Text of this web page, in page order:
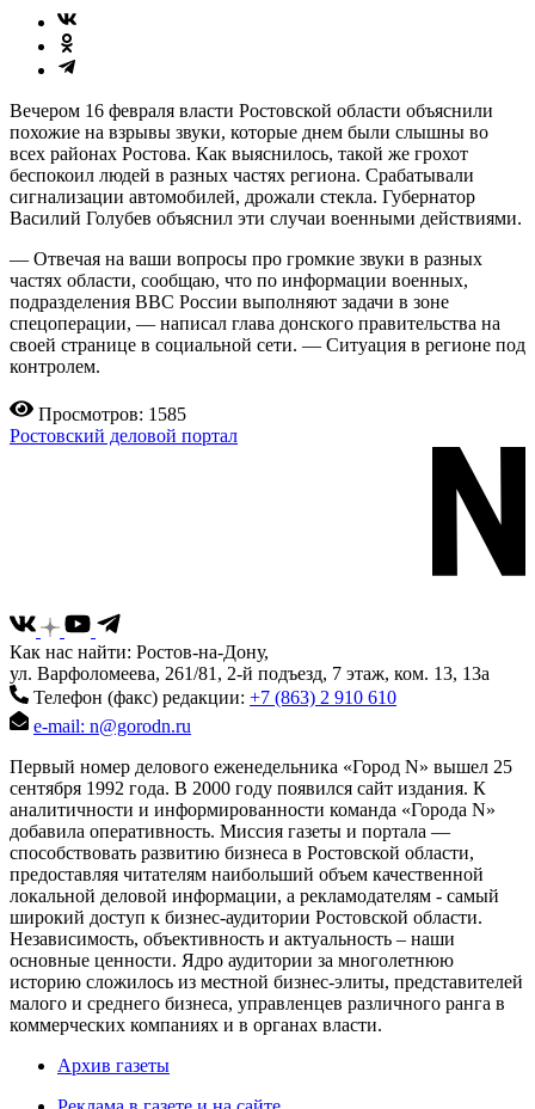
Вечером 16 февраля власти Ростовской области объяснили
похожие на взрывы звуки, которые днем были слышны во
всех районах Ростова. Как выяснилось, такой же грохот
беспокоил людей в разных частях региона. Срабатывали
сигнализации автомобилей, дрожали стекла. Губернатор
Василий Голубев объяснил эти случаи военными действиями.
— Отвечая на ваши вопросы про громкие звуки в разных
частях области, сообщаю, что по информации военных,
подразделения ВВС России выполняют задачи в зоне
спецоперации, — написал глава донского правительства на
своей странице в социальной сети. — Ситуация в регионе под
контролем.
Просмотров: 1585
Ростовский деловой портал
Как нас найти: Ростов-на-Дону,
ул. Варфоломеева, 261/81, 2-й подъезд, 7 этаж, ком. 13, 13а
Телефон (факс) редакции: +7 (863) 2 910 610
e-mail: n@gorodn.ru
Первый номер делового еженедельника «Город N» вышел 25
сентября 1992 года. В 2000 году появился сайт издания. К
аналитичности и информированности команда «Города N»
добавила оперативность. Миссия газеты и портала —
способствовать развитию бизнеса в Ростовской области,
предоставляя читателям наибольший объем качественной
локальной деловой информации, а рекламодателям - самый
широкий доступ к бизнес-аудитории Ростовской области.
Независимость, объективность и актуальность – наши
основные ценности. Ядро аудитории за многолетнюю
историю сложилось из местной бизнес-элиты, представителей
малого и среднего бизнеса, управленцев различного ранга в
коммерческих компаниях и в органах власти.
Архив газеты